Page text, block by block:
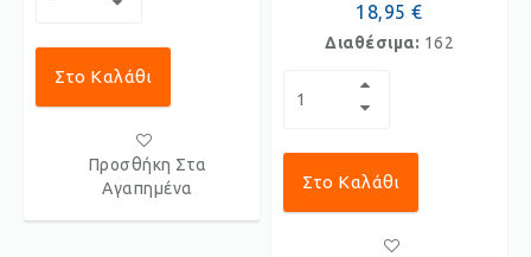
Στο Καλάθι
Προσθήκη Στα
Αγαπημένα
18,95 €
Διαθέσιμα: 162
Στο Καλάθι